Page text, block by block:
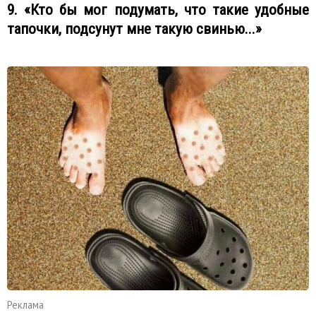
9. «Кто бы мог подумать, что такие удобные
тапочки, подсунут мне такую свинью...»
Реклама